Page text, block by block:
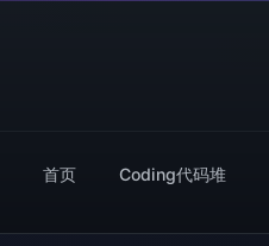
首页 Coding代码堆